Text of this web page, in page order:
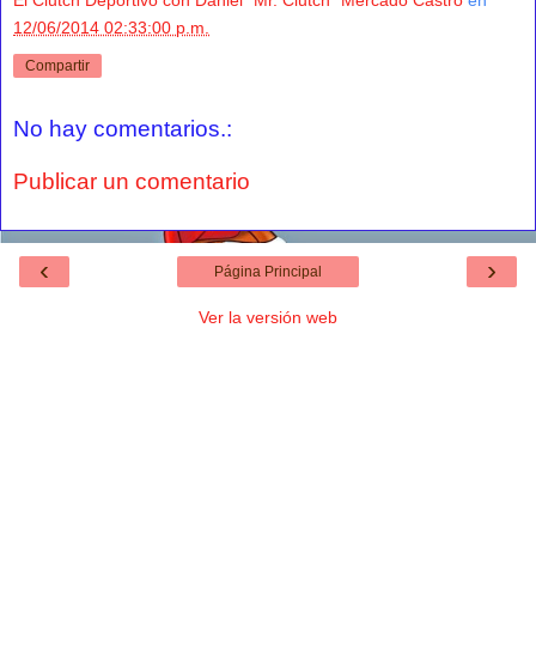
12/06/2014 02:33:00 p.m.
Compartir
No hay comentarios.:
Publicar un comentario
‹ ›
Página Principal
Ver la versión web